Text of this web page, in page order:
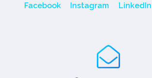
Facebook Instagram LinkedIn